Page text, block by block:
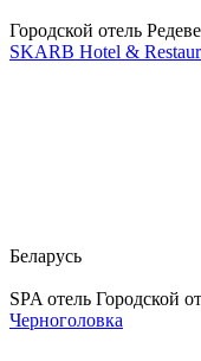
Городской отель
SKARB Hotel &
Беларусь
SPA отель Городской
Черноголовка